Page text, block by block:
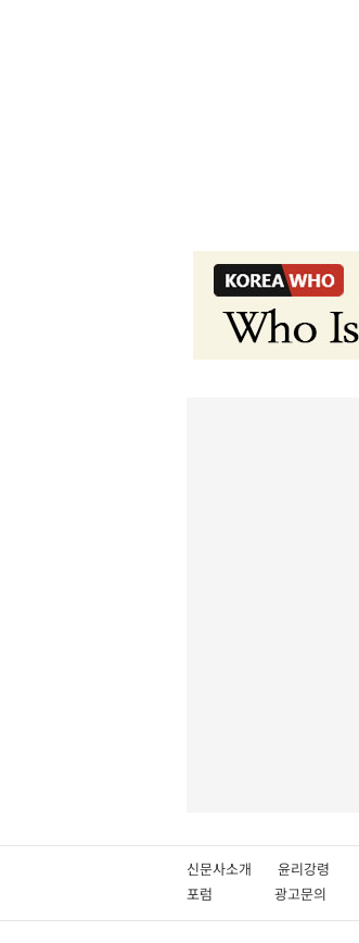
신문사소개 윤리강령
포럼
광고문의